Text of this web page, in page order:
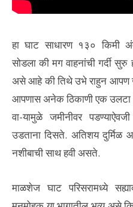
हा घाट साधारण १३० किमी
सोडला की मग वाहनांची गर्दी
असे आहे की तिथे उभे राहुन आपण
आपणास अनेक ठिकाणी एक उलटा
वा-यामुळे जमीनीवर
उडताना दिसते. अतिशय दुर्मिळ
नशीबाची साथ हवी असते.
माळशेज घाट परिसरामध्ये